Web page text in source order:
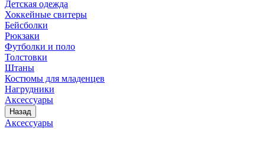
Детская одежда
Хоккейные свитеры
Бейсболки
Рюкзаки
Футболки и поло
Толстовки
Штаны
Костюмы для младенцев
Нагрудники
Аксессуары
Назад
Аксессуары